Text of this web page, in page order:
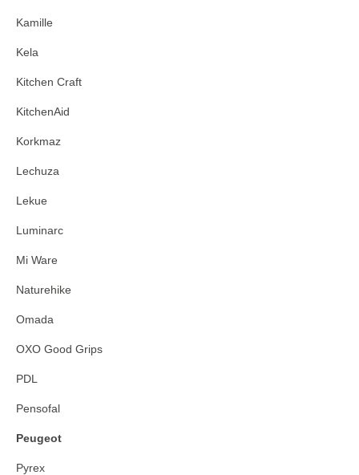
Kamille
Kela
Kitchen Craft
KitchenAid
Korkmaz
Lechuza
Lekue
Luminarc
Mi Ware
Naturehike
Omada
OXO Good Grips
PDL
Pensofal
Peugeot
Pyrex